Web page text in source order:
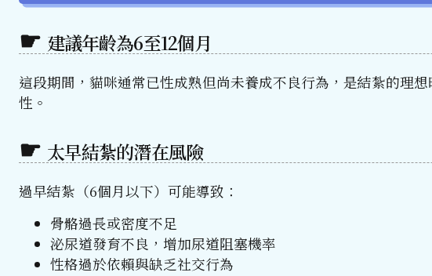
建議年齡為6至12個月
這段期間，貓咪通常已性成熟但尚未養成不良行為，是結紮的理
性。
太早結紮的潛在風險
過早結紮（6個月以下）可能導致：
骨骼過長或密度不足
泌尿道發育不良，增加尿道阻塞機率
性格過於依賴與缺乏社交行為